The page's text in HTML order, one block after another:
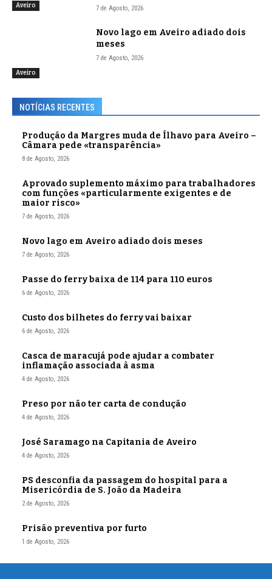
Aveiro 7 de Agosto, 2026
Aveiro
Novo lago em Aveiro adiado dois
meses
7 de Agosto, 2026
NOTÍCIAS RECENTES
Produção da Margres muda de Ílhavo para Aveiro –
Câmara pede «transparência»
8 de Agosto, 2026
Aprovado suplemento máximo para trabalhadores
com funções «particularmente exigentes e de
maior risco»
7 de Agosto, 2026
Novo lago em Aveiro adiado dois meses
7 de Agosto, 2026
Passe do ferry baixa de 114 para 110 euros
6 de Agosto, 2026
Custo dos bilhetes do ferry vai baixar
6 de Agosto, 2026
Casca de maracujá pode ajudar a combater
inflamação associada à asma
4 de Agosto, 2026
Preso por não ter carta de condução
4 de Agosto, 2026
José Saramago na Capitania de Aveiro
4 de Agosto, 2026
PS desconfia da passagem do hospital para a
Misericórdia de S. João da Madeira
2 de Agosto, 2026
Prisão preventiva por furto
1 de Agosto, 2026